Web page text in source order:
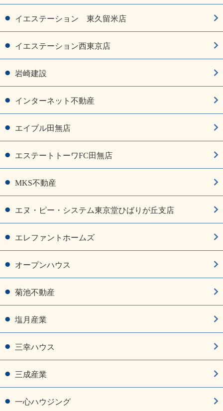
イエステーション 東久留米店
イエステーション西東京店
岩崎建設
インターネット不動産
エイブル田無店
エステートトーワFC田無店
MKS不動産
エヌ・ピー・システム東京堂ひばりが丘支店
エレファントホームズ
オープンハウス
菊池不動産
塩月産業
三幸ハウス
三成産業
一心ハウジング